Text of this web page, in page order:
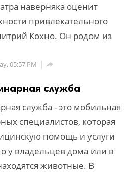
наверняка оценит
привлекательного
Кохно. Он родом из
05:57 PM 
служба
служба - это мобильная
специалистов, которая
помощь и услуги
у владельцев дома или в
животные. В